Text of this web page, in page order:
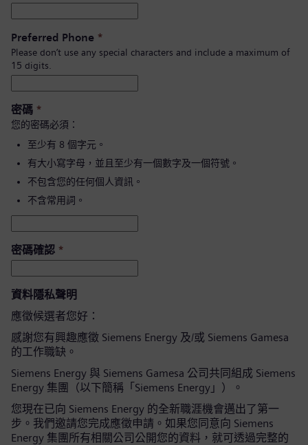
Preferred Phone *
Please don’t use any special characters and include a maximum of
15 digits.
密碼 *
您的密碼必須：
至少有 8 個字元。
有大小寫字母，並且至少有一個數字及一個符號。
不包含您的任何個人資訊。
不含常用詞。
密碼確認 *
資料隱私聲明
應徵候選者您好：
感謝您有興趣應徵 Siemens Energy 及/或 Siemens Gamesa
的工作職缺。
Siemens Energy 與 Siemens Gamesa 公司共同組成 Siemens
Energy 集團（以下簡稱「Siemens Energy」）。
您現在已向 Siemens Energy 的全新職涯機會邁出了第一
步。我們邀請您完成應徵申請。如果您同意向 Siemens
Energy 集團所有相關公司公開您的資料，就可透過完整的